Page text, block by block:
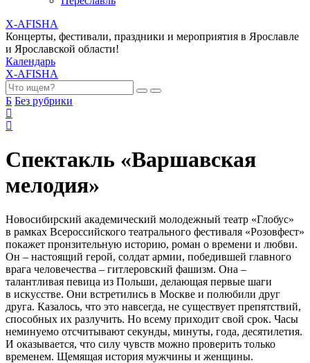
X-AFISHA
Концерты, фестивали, праздники и мероприятия в Ярославле
и Ярославской области!
Календарь
X-AFISHA
Б Без рубрики
Спектакль «Варшавская
мелодия»
Новосибирский академический молодежный театр «Глобус»
в рамках Всероссийского театрального фестиваля «Розовфест»
покажет пронзительную историю, роман о времени и любви.
Он – настоящий герой, солдат армии, победившей главного
врага человечества – гитлеровский фашизм. Она –
талантливая певица из Польши, делающая первые шаги
в искусстве. Они встретились в Москве и полюбили друг
друга. Казалось, что это навсегда, не существует препятствий,
способных их разлучить. Но всему приходит свой срок. Часы
неминуемо отсчитывают секунды, минуты, года, десятилетия.
И оказывается, что силу чувств можно проверить только
временем. Щемящая история мужчины и женщины.